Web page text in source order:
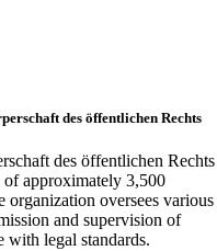
des öffentlichen Rechts
des öffentlichen Rechts
of approximately 3,500
oversees various
and supervision of
with legal standards.